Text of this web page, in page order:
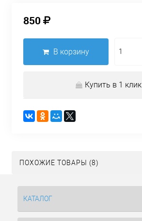
850
В корзину
Купить в 1 клик
ПОХОЖИЕ ТОВАРЫ (8)
КАТАЛОГ